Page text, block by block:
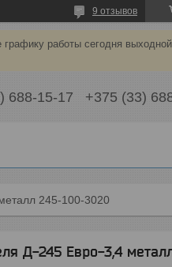
9 отзывов
работы сегодня
688-15-17 +375 (33)
245-100-3020
Д-245 Евро-3,4